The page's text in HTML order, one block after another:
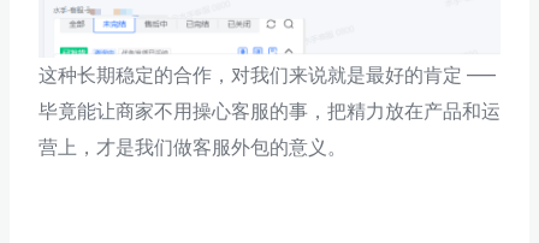
这种长期稳定的合作，对我们来说就是最好的肯定 ——
毕竟能让商家不用操心客服的事，把精力放在产品和运
营上，才是我们做客服外包的意义。